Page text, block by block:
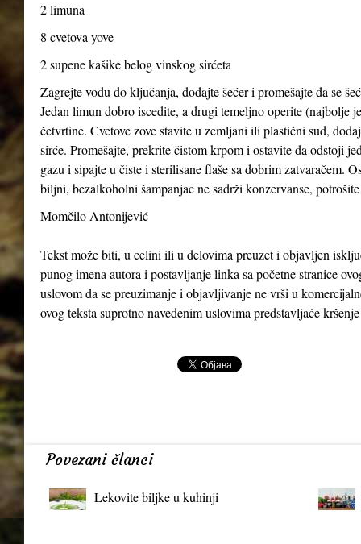
2 limuna
8 cvetova yove
2 supene kašike belog vinskog sirćeta
Zagrejte vodu do ključanja, dodajte šećer i promešajte da se
Jedan limun dobro iscedite, a drugi temeljno operite (najbolje
četvrtine. Cvetove zove stavite u zemljani ili plastični sud,
sirće. Promešajte, prekrite čistom krpom i ostavite da odstoji
gazu i sipajte u čiste i sterilisane flaše sa dobrim zatvaračem.
biljni, bezalkoholni šampanjac ne sadrži konzervanse,
Momčilo Antonijević
Tekst može biti, u celini ili u delovima preuzet i objavljen
punog imena autora i postavljanje linka sa početne stranice
uslovom da se preuzimanje i objavljivanje ne vrši u
ovog teksta suprotno navedenim uslovima predstavljaće
Povezani članci
Lekovite biljke u kuhinji